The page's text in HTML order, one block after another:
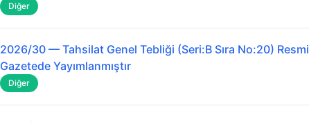
Diğer
2026/30 — Tahsilat Genel Tebliği (Seri:B Sıra No:20) Resmi
Gazetede Yayımlanmıştır
Diğer